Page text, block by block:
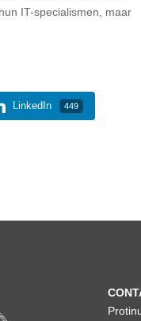
IT-specialismen, maar
LinkedIn 449